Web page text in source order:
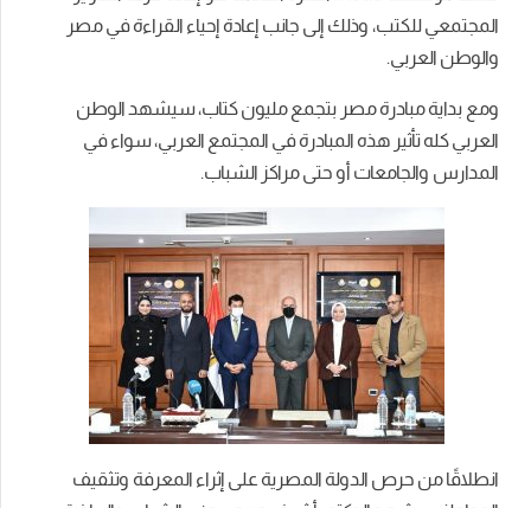
المجتمعي للكتب، وذلك إلى جانب إعادة إحياء القراءة في مصر
والوطن العربي.
ومع بداية مبادرة مصر بتجمع مليون كتاب، سيشهد الوطن
العربي كله تأثير هذه المبادرة في المجتمع العربي، سواء في
المدارس والجامعات أو حتى مراكز الشباب.
انطلاقًا من حرص الدولة المصرية على إثراء المعرفة وتثقيف